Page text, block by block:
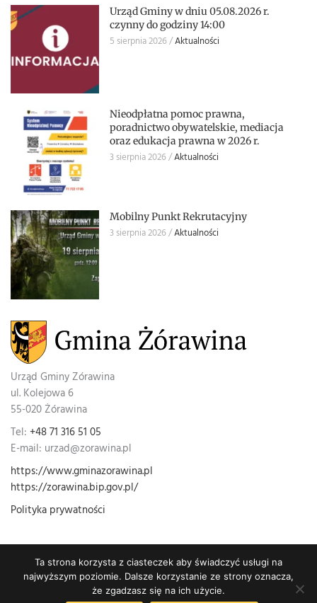
Urząd Gminy w dniu 05.08.2026 r.
czynny do godziny 14:00
5 sierpnia 2026 Aktualności
Nieodpłatna pomoc prawna,
poradnictwo obywatelskie, mediacja
oraz edukacja prawna w 2026 r.
3 sierpnia 2026 Aktualności
Mobilny Punkt Rekrutacyjny
3 sierpnia 2026 Aktualności
Urząd Gminy Zórawina
ul. Kolejowa 6
55-020 Żórawina
Tel: +48 71 316 51 05
E-mail: urzad@zorawina.pl
https://www.gminazorawina.pl
https://zorawina.bip.gov.pl/
Polityka prywatności
Wszelkie prawa zastrzeżone © Urząd Gminy Żórawina
Ta strona korzysta z ciasteczek aby świadczyć usługi na
najwyższym poziomie. Dalsze korzystanie ze strony oznacza,
że zgadzasz się na ich użycie.